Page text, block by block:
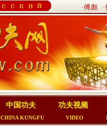
·傅彪
中国功夫
CHINA KUNGFU
功夫视频
VIDEO